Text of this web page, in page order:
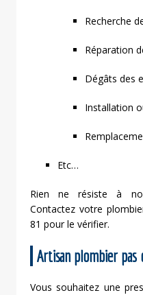
Recherche
Réparation
Dégâts des
Installation
Etc…
Rien ne résiste à
Contactez votre
81 pour le vérifier.
Artisan plombier
Vous souhaitez une